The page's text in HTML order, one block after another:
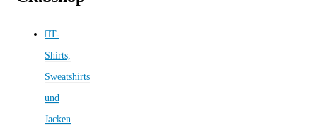
T-
Shirts,
Sweatshirts
und
Jacken